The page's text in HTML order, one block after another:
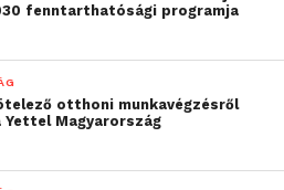
vállalkozásod
ki, és találd meg, hogy mi
közönséged számára!
aTechnokratafőoldalán!
fenntarthatósági programja
otthoni munkavégzésről
Magyarország